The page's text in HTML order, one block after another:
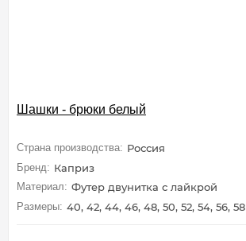
Шашки - брюки белый
Страна производства: Россия
Бренд: Каприз
Материал: Футер двунитка с лайкрой
Размеры: 40, 42, 44, 46, 48, 50, 52, 54, 56, 58